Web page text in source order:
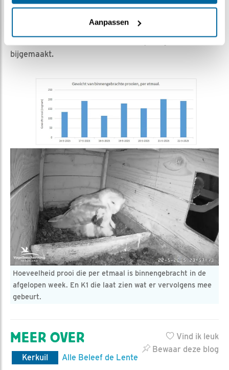
Aanpassen
muis stukjes vogel maakt. Dat doet hij wel heel snel,
weer uit aan de voor- of achterkant, maar ondertussen
bijgemaakt.
Hoeveelheid prooi die per etmaal is binnengebracht in de
afgelopen week. En K1 die laat zien wat er vervolgens mee
gebeurt.
Vind ik leuk
Bewaar deze blog
MEER OVER
Kerkuil
Alle Beleef de Lente